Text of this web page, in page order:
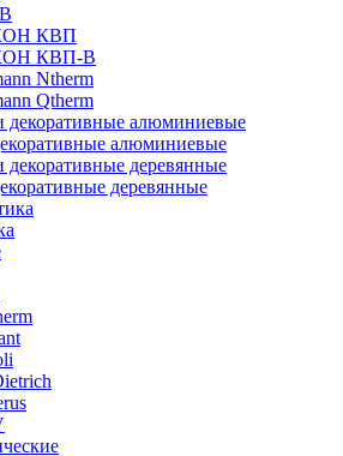
КВП
КВП-В
Ntherm
Qtherm
алюминиевые
деревянные